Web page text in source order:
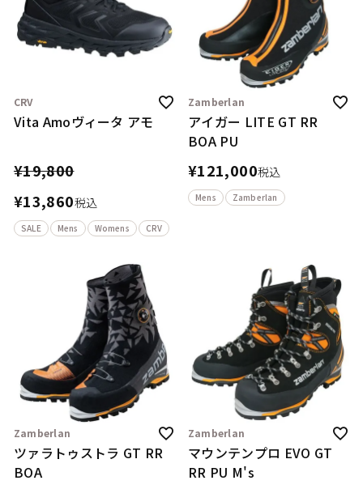
CRV
Vita Amoヴィータ アモ
¥19,800
¥13,860税込
SALE Mens Womens CRV
Zamberlan
アイガー LITE GT RR
BOA PU
¥121,000税込
Mens Zamberlan
Zamberlan
ツァラトゥストラ GT RR
BOA
Zamberlan
マウンテンプロ EVO GT
RR PU M's